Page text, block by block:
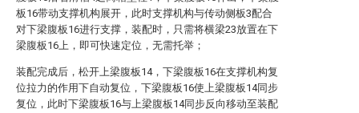
板16带动支撑机构展开，此时支撑机构与传动侧板3配合
对下梁腹板16进行支撑，装配时，只需将横梁23放置在下
梁腹板16上，即可快速定位，无需托举；
装配完成后，松开上梁腹板14，下梁腹板16在支撑机构复
位拉力的作用下自动复位，下梁腹板16使上梁腹板14同步
复位，此时下梁腹板16与上梁腹板14同步反向移动至装配